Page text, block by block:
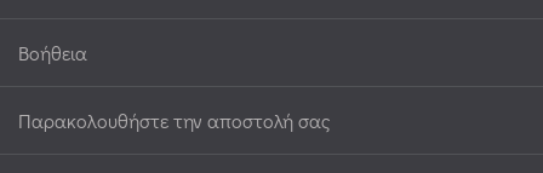
Βοήθεια
Παρακολουθήστε την αποστολή σας